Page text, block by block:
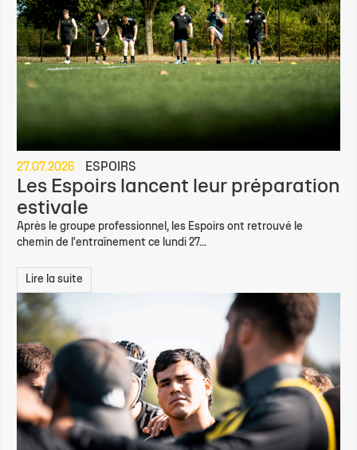
27.07.2026 ESPOIRS
Les Espoirs lancent leur préparation
estivale
Après le groupe professionnel, les Espoirs ont retrouvé le
chemin de l'entraînement ce lundi 27...
Lire la suite